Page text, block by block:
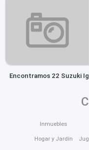
Encontramos 22 Suzuki
Inmuebles
Hogar y Jardín